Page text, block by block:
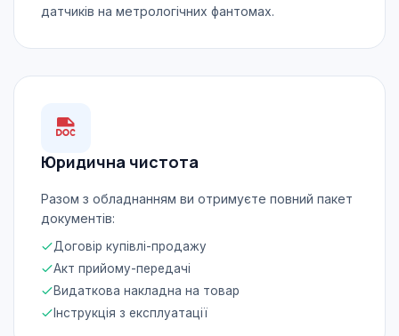
датчиків на метрологічних фантомах.
Юридична чистота
Разом з обладнанням ви отримуєте повний пакет
документів:
Договір купівлі-продажу
Акт прийому-передачі
Видаткова накладна на товар
Інструкція з експлуатації